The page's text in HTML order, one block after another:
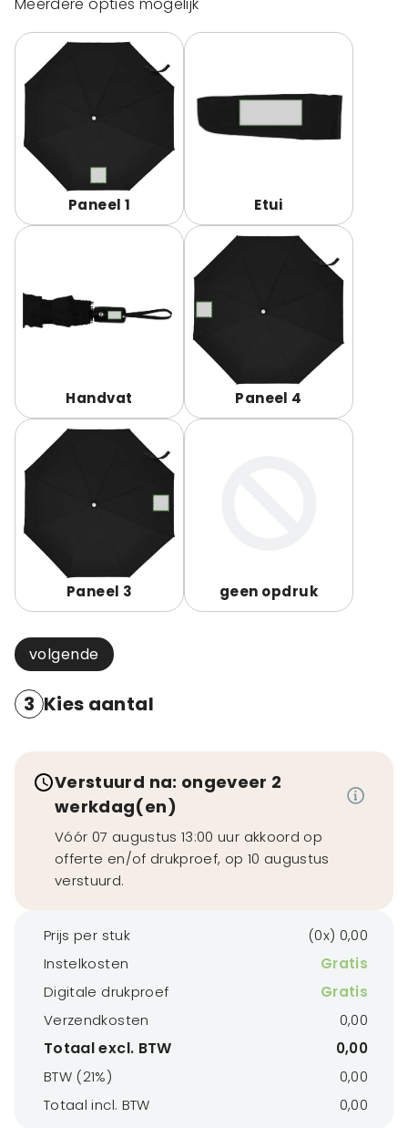
Paneel 1 Etui
Handvat Paneel 4
Paneel 3 geen opdruk
volgende
3 Kies aantal
Verstuurd na: ongeveer 2
werkdag(en)
Vóór 07 augustus 13:00 uur akkoord op
offerte en/of drukproef, op 10 augustus
verstuurd.
Prijs per stuk
(0x) 0,00
Instelkosten
Gratis
Digitale drukproef
Gratis
Verzendkosten
0,00
Totaal excl. BTW
0,00
BTW (21%)
0,00
Totaal incl. BTW
0,00